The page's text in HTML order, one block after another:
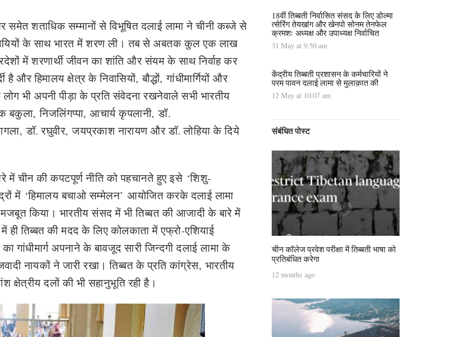
समेत शताधिक सम्मानों से विभूषित दलाई लामा ने चीनी कब्जे से
के साथ भारत में शरण ली। तब से अबतक कुल एक लाख
में शरणार्थी जीवन का शांति और संयम के साथ निर्वाह कर
है और हिमालय क्षेत्र के निवासियों,बौद्धों,गांधीमार्गियों और
भी अपनी पीड़ा के प्रति संवेदना रखनेवाले सभी भारतीय
बकुला,निजलिंगप्पा, आचार्य कृपलानी,डॉ.
,डॉ. रघुवीर,जयप्रकाश नारायण और डॉ. लोहिया के दिये
में चीन की कपटपूर्ण नीति को पहचानते हुए इसे‘शिशु-
में ‘हिमालय बचाओ सम्मेलन’ आयोजित करके दलाई लामा
किया। भारतीय संसद में भी तिब्बत की आजादी के बारे में
तिब्बत की मदद के लिए कोलकाता में एफ्रो-एशियाई
गांधीमार्ग अपनाने के बावजूद सारी जिन्दगी दलाई लामा के
नायकों ने जारी रखा। तिब्बत के प्रति कांग्रेस, भारतीय
क्षेत्रीय दलों की भी सहानुभूति रही है।
18वीं तिब्बती निर्वासित संसद के लिए डोल्मा
त्सेरिंग तेयखांग और खेनपो सोनम तेनफेल
क्रमशः अध्यक्ष और उपाध्यक्ष निर्वाचित
31 May at 9:50 am
केंद्रीय तिब्बती प्रशासन के कर्मचारियों ने
परम पावन दलाई लामा से मुलाक़ात की
12 May at 10:07 am
संबंधित पोस्ट
चीन कॉलेज प्रवेश परीक्षा में तिब्बती भाषा को
प्रतिबंधित करेगा
12 months ago